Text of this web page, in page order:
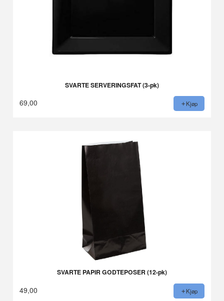
SVARTE SERVERINGSFAT (3-pk)
69,00 Kjøp
SVARTE PAPIR GODTEPOSER (12-pk)
49,00 Kjøp